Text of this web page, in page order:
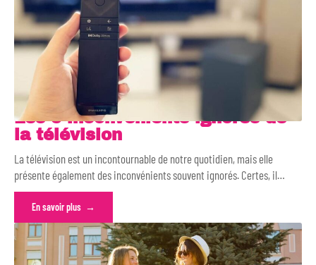
Les 5 inconvénients ignorés de
la télévision
La télévision est un incontournable de notre quotidien, mais elle
présente également des inconvénients souvent ignorés. Certes, il…
En savoir plus